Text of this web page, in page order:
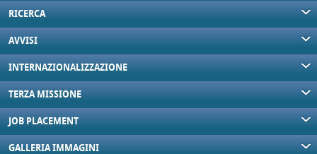
RICERCA
AVVISI
INTERNAZIONALIZZAZIONE
TERZA MISSIONE
JOB PLACEMENT
GALLERIA IMMAGINI